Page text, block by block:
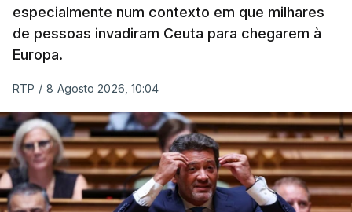
especialmente num contexto em que milhares
de pessoas invadiram Ceuta para chegarem à
Europa.
RTP / 8 Agosto 2026, 10:04